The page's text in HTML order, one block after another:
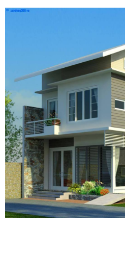
3/Lưu ý trong thiết kế
Đảm bảo công năng sử
tránh các lỗi về phân chia
theo nhu cầu khách yêu
hợp lý và sự kết nối giữa
tối ưu nhất…